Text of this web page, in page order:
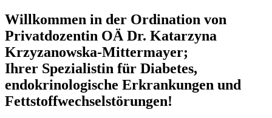
Willkommen in der Ordination von
Privatdozentin OÄ Dr. Katarzyna
Krzyzanowska-Mittermayer;
Ihrer Spezialistin für Diabetes,
endokrinologische Erkrankungen und
Fettstoffwechselstörungen!